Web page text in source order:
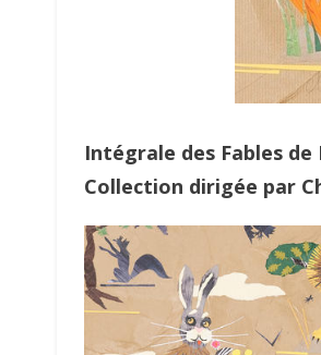
Intégrale des Fables
Collection dirigée par